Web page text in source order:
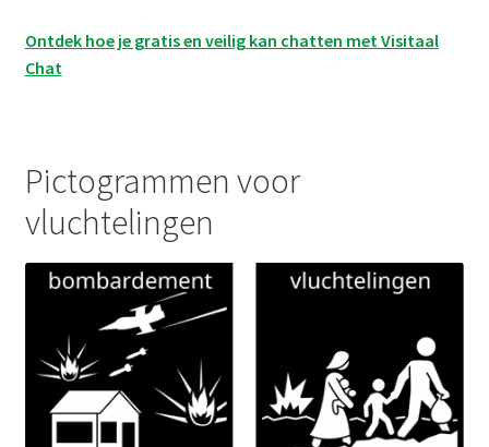
Ontdek hoe je gratis en veilig kan chatten met Visitaal
Chat
Pictogrammen voor
vluchtelingen